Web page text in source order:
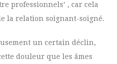
professionnels’ , car cela
la relation soignant-soigné.
un certain déclin,
douleur que les âmes